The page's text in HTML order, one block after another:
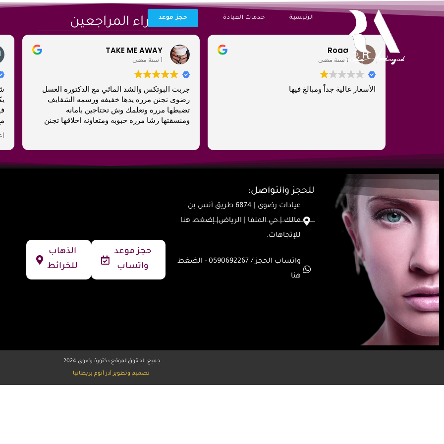
الرئيسية خدمات العيادة حجز موعد آراء المراجعين
TAKE ME AWAY
1 سنة مضى
جربت البوتكس والشد المائي مع الدكتوره العسل
رضوى تجنن مرره يدها خفيفه ورسمه الشفايف
تضبطها مرره وتعلمك وش تحتاجين بامانه
ومنسقتها رشا مرره حبوبه ومتعاونه اخلاقها تجنن
Roaa
1 سنة مضى
الأسعار غالية جداً ومبالغ فيها
حجز موعد
واتساب
الذهاب
للخرائط
للحجز والتواصل:
عيادات رضوى | 6874 طريق أنس بن
مالك | حي الملقا | الرياض| إضغط هنا
للإتجاهات.
واتساب الحجز / 0590692267 - الضغط
هنا
جميع الحقوق لموقع دكتورة رضوى 2024.
تصميم وتطوير أدز أتوم بريطانيا